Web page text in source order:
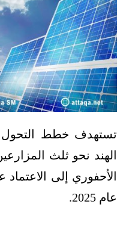
تستهدف خطط التحول
الهند نحو ثلث
الأحفوري إلى
عام 2025.